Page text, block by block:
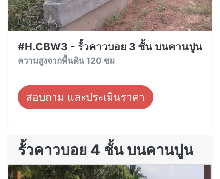
#H.CBW3 - รั้วคาวบอย 3 ชั้น บนคานปูน
ความสูงจากพื้นดิน 120 ซม
สอบถาม และประเมินราคา
รั้วคาวบอย 4 ชั้น บนคานปูน